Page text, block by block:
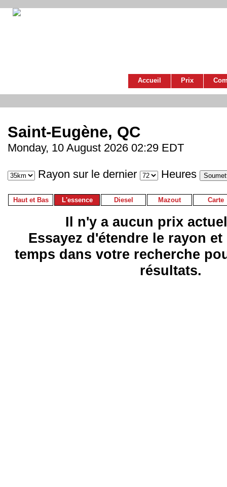
Accueil Prix
Saint-Eugène, QC
Monday, 10 August 2026 02:29 EDT
Rayon sur le dernier Heures
Haut et Bas L'essence Diesel Mazout Carte
Il n'y a aucun prix
Essayez d'étendre le rayon
temps dans votre recherche
résultats.